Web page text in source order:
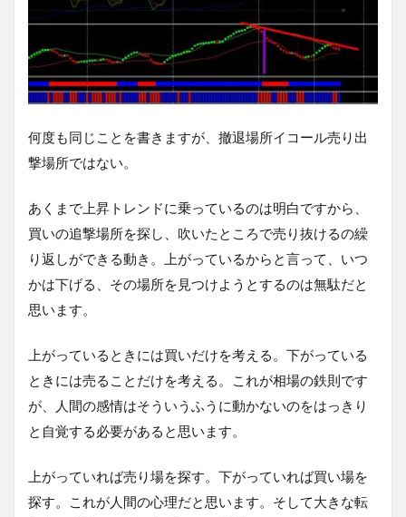
何度も同じことを書きますが、撤退場所イコール売り出
撃場所ではない。
あくまで上昇トレンドに乗っているのは明白ですから、
買いの追撃場所を探し、吹いたところで売り抜けるの繰
り返しができる動き。上がっているからと言って、いつ
かは下げる、その場所を見つけようとするのは無駄だと
思います。
上がっているときには買いだけを考える。下がっている
ときには売ることだけを考える。これが相場の鉄則です
が、人間の感情はそういうふうに動かないのをはっきり
と自覚する必要があると思います。
上がっていれば売り場を探す。下がっていれば買い場を
探す。これが人間の心理だと思います。そして大きな転